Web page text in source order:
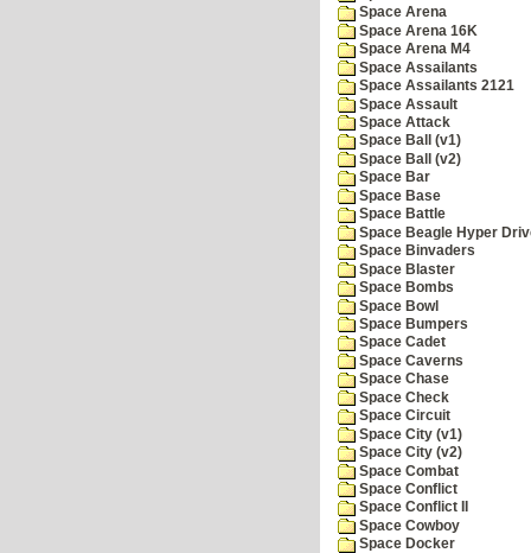
Space Arena
Space Arena 16K
Space Arena M4
Space Assailants
Space Assailants 2121
Space Assault
Space Attack
Space Ball (v1)
Space Ball (v2)
Space Bar
Space Base
Space Battle
Space Beagle Hyper
Space Binvaders
Space Blaster
Space Bombs
Space Bowl
Space Bumpers
Space Cadet
Space Caverns
Space Chase
Space Check
Space Circuit
Space City (v1)
Space City (v2)
Space Combat
Space Conflict
Space Conflict II
Space Cowboy
Space Docker